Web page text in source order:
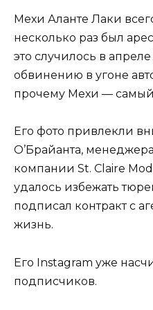
Мехи Аланте Лаки
несколько раз был
это случилось в апреле
обвинению в угоне
прочему Мехи —
Его фото привлекли
О’Брайанта,
компании St. Claire
удалось избежать
подписал контракт с
жизнь.
Его Instagram уже
подписчиков.